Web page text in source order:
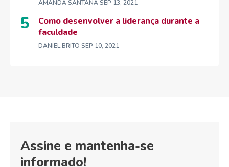
AMANDA SANTANASEP 13, 2021
Como desenvolver a liderança durante a
faculdade
DANIEL BRITO SEP 10, 2021
Assine e mantenha-se
informado!